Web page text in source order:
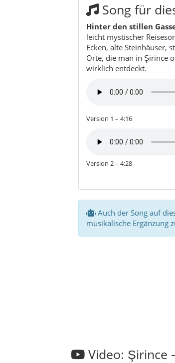
Song für
Hinter den stillen
leicht mystischer
Ecken, alte Steinhäuser,
Orte, die man in Şirince
wirklich entdeckt.
Version 1 – 4:16
Version 2 – 4:28
Auch der Song auf
musikalische Ergänzung
Video: Şirince